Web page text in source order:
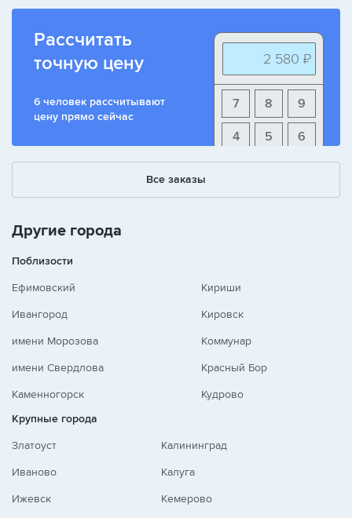
Рассчитать
точную цену
6 человек рассчитывают
цену прямо сейчас
2 580 ₽
9
8
7
6
5
4
+ - /
Все заказы
Другие города
Поблизости
Ефимовский
Ивангород
имени Морозова
имени Свердлова
Каменногорск
Кириши
Кировск
Коммунар
Красный Бор
Кудрово
Крупные города
Златоуст
Иваново
Ижевск
Калининград
Калуга
Кемерово